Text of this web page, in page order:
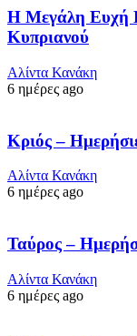
Η Μεγάλη Ευχή
Κυπριανού
Αλίντα Κανάκη
6 ημέρες ago
Κριός –
Αλίντα Κανάκη
6 ημέρες ago
Ταύρος –
Αλίντα Κανάκη
6 ημέρες ago